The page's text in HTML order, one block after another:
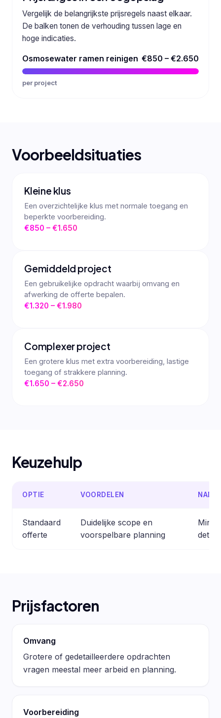
Vergelijk de belangrijkste prijsregels naast elkaar.
De balken tonen de verhouding tussen lage en
hoge indicaties.
Osmosewater ramen reinigen €850 – €2.650
per project
Voorbeeldsituaties
Kleine klus
Een overzichtelijke klus met normale toegang en
beperkte voorbereiding.
€850 – €1.650
Gemiddeld project
Een gebruikelijke opdracht waarbij omvang en
afwerking de offerte bepalen.
€1.320 – €1.980
Complexer project
Een grotere klus met extra voorbereiding, lastige
toegang of strakkere planning.
€1.650 – €2.650
Keuzehulp
OPTIE VOORDELEN
Standaard
offerte
Duidelijke scope en
voorspelbare planning
Prijsfactoren
Omvang
Grotere of gedetailleerdere opdrachten
vragen meestal meer arbeid en planning.
Voorbereiding